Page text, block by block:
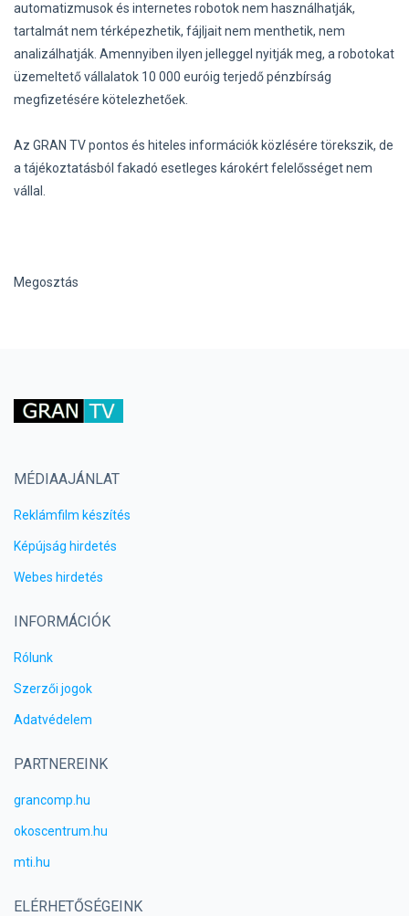
automatizmusok és internetes robotok nem használhatják,
tartalmát nem térképezhetik, fájljait nem menthetik, nem
analizálhatják. Amennyiben ilyen jelleggel nyitják meg, a robotokat
üzemeltető vállalatok 10 000 euróig terjedő pénzbírság
megfizetésére kötelezhetőek.
Az GRAN TV pontos és hiteles információk közlésére törekszik, de
a tájékoztatásból fakadó esetleges károkért felelősséget nem
vállal.
Megosztás
MÉDIAAJÁNLAT
Reklámfilm készítés
Képújság hirdetés
Webes hirdetés
INFORMÁCIÓK
Rólunk
Szerzői jogok
Adatvédelem
PARTNEREINK
grancomp.hu
okoscentrum.hu
mti.hu
ELÉRHETŐSÉGEINK